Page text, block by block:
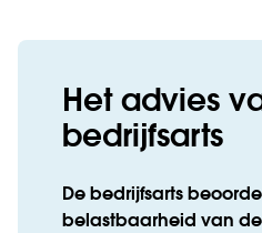
Het advies
bedrijfsarts
De bedrijfsarts
belastbaarheid van